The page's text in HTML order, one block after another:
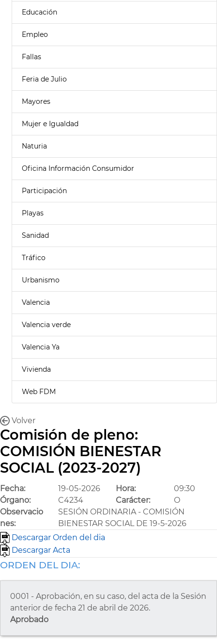
Educación
Empleo
Fallas
Feria de Julio
Mayores
Mujer e Igualdad
Naturia
Oficina Información Consumidor
Participación
Playas
Sanidad
Tráfico
Urbanismo
Valencia
Valencia verde
Valencia Ya
Vivienda
Web FDM
Volver
Comisión de pleno:
COMISIÓN BIENESTAR
SOCIAL (2023-2027)
Fecha: 19-05-2026 Hora:
09:30
Órgano:
C4234 Carácter:
O
Observacio
nes:
SESIÓN ORDINARIA - COMISIÓN
BIENESTAR SOCIAL DE 19-5-2026
Descargar Orden del dia
Descargar Acta
ORDEN DEL DIA:
0001 - Aprobación, en su caso, del acta de la Sesión
anterior de fecha 21 de abril de 2026.
Aprobado